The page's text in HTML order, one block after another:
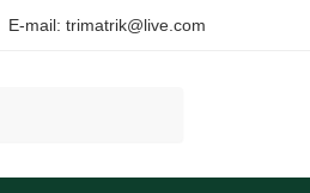
E-mail: trimatrik@live.com